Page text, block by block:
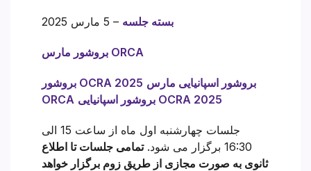
بسته جلسه – 5 مارس 2025
بروشور مارس ORCA
بروشور OCRA 2025 بروشور اسپانیایی مارس
ORCA
بروشور اسپانیایی OCRA 2025
جلسات چهارشنبه اول ماه از ساعت 15 الی
16:30 برگزار می شود.
تمامی جلسات تا اطلاع
ثانوی به صورت مجازی از طریق زوم برگزار خواهد